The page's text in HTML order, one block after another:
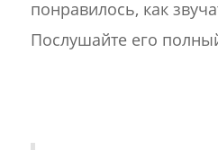
понравилось, как
Послушайте его